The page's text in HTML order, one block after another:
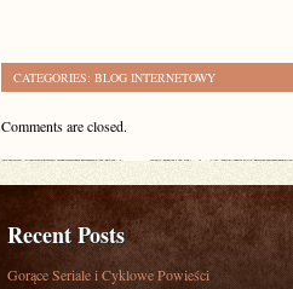
CATEGORIES: BLOG INTERNETOWY
Comments are closed.
Recent Posts
Gorące Seriale i Cyklowe Powieści